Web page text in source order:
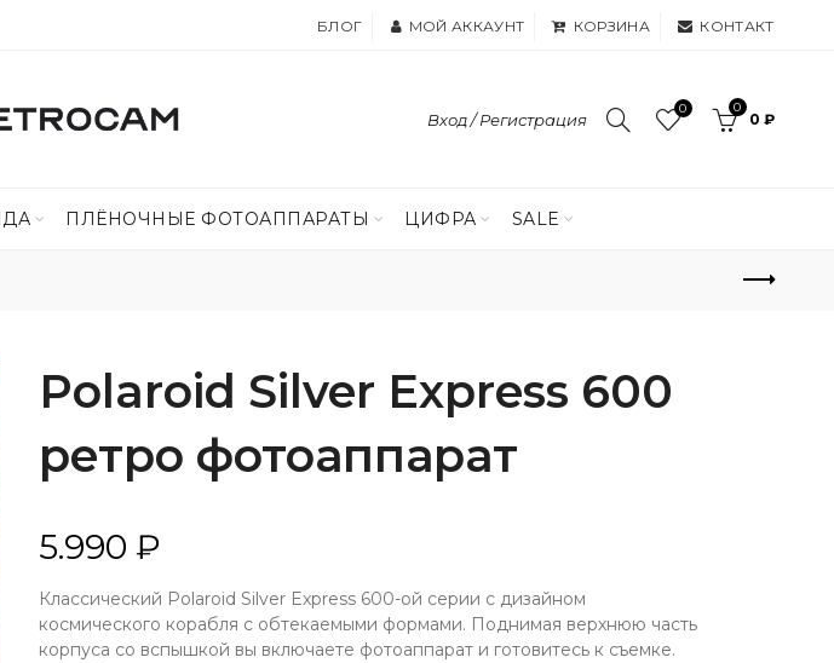
БЛОГ МОЙ АККАУНТ КОРЗИНА КОНТАКТ
Вход / Регистрация
0 0
0 ₽
ПЛЁНОЧНЫЕ ФОТОАППАРАТЫ ЦИФРА SALE
Polaroid Silver Express 600
ретро фотоаппарат
5.990 ₽
Классический Polaroid Silver Express 600-ой серии с дизайном
космического корабля с обтекаемыми формами. Поднимая верхнюю часть
корпуса со вспышкой вы включаете фотоаппарат и готовитесь к съемке.